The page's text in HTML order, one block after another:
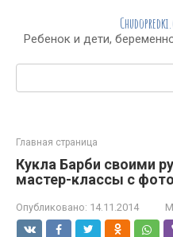
контентуРебенок и дети,
Поиск:
Главная страница
Кукла Барби своими
мастер-классы с фото
Опубликовано: 14.11.2014